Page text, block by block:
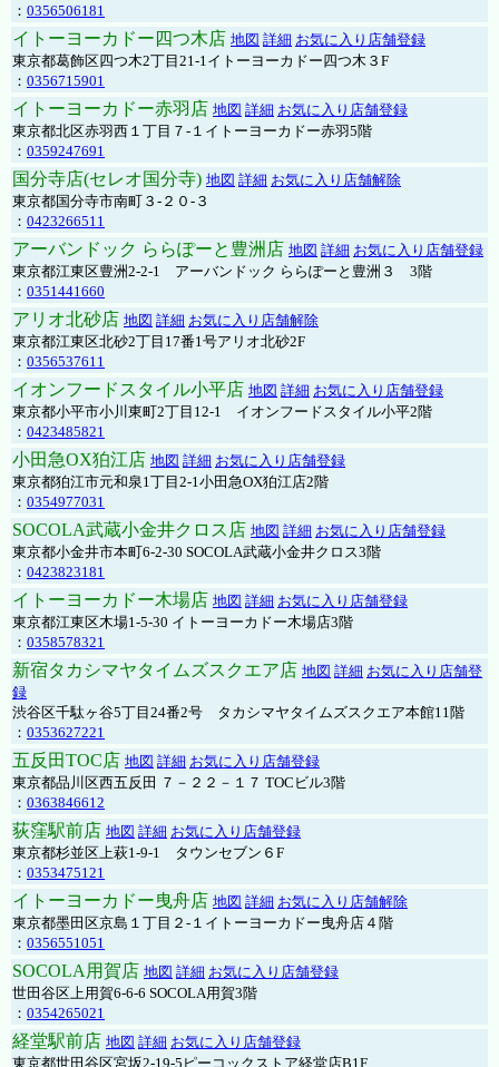
： 0356506181
イトーヨーカドー四つ木店 地図 詳細 お気に入り店舗登録
東京都葛飾区四つ木2丁目21-1イトーヨーカドー四つ木３F
： 0356715901
イトーヨーカドー赤羽店 地図 詳細 お気に入り店舗登録
東京都北区赤羽西１丁目７-１イトーヨーカドー赤羽5階
： 0359247691
国分寺店(セレオ国分寺) 地図 詳細 お気に入り店舗解除
東京都国分寺市南町３-２０-３
： 0423266511
アーバンドック ららぽーと豊洲店 地図 詳細 お気に入り店舗登録
東京都江東区豊洲2-2-1 アーバンドック ららぽーと豊洲３ 3階
： 0351441660
アリオ北砂店 地図 詳細 お気に入り店舗解除
東京都江東区北砂2丁目17番1号アリオ北砂2F
： 0356537611
イオンフードスタイル小平店 地図 詳細 お気に入り店舗登録
東京都小平市小川東町2丁目12-1 イオンフードスタイル小平2階
： 0423485821
小田急OX狛江店 地図 詳細 お気に入り店舗登録
東京都狛江市元和泉1丁目2-1小田急OX狛江店2階
： 0354977031
SOCOLA武蔵小金井クロス店 地図 詳細 お気に入り店舗登録
東京都小金井市本町6-2-30 SOCOLA武蔵小金井クロス3階
： 0423823181
イトーヨーカドー木場店 地図 詳細 お気に入り店舗登録
東京都江東区木場1-5-30 イトーヨーカドー木場店3階
： 0358578321
新宿タカシマヤタイムズスクエア店 地図 詳細 お気に入り店舗登
録
渋谷区千駄ヶ谷5丁目24番2号 タカシマヤタイムズスクエア本館11階
： 0353627221
五反田TOC店 地図 詳細 お気に入り店舗登録
東京都品川区西五反田 ７－２２－１７ TOCビル3階
： 0363846612
荻窪駅前店 地図 詳細 お気に入り店舗登録
東京都杉並区上萩1-9-1 タウンセブン６F
： 0353475121
イトーヨーカドー曳舟店 地図 詳細 お気に入り店舗解除
東京都墨田区京島１丁目２-１イトーヨーカドー曳舟店４階
： 0356551051
SOCOLA用賀店 地図 詳細 お気に入り店舗登録
世田谷区上用賀6-6-6 SOCOLA用賀3階
： 0354265021
経堂駅前店 地図 詳細 お気に入り店舗登録
東京都世田谷区宮坂2-19-5ピーコックストア経堂店B1F